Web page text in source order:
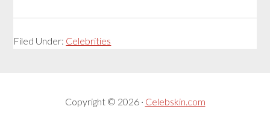
Filed Under: Celebrities
Copyright © 2026 · Celebskin.com